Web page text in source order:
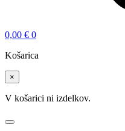
0,00 € 0
Košarica
×
V košarici ni izdelkov.